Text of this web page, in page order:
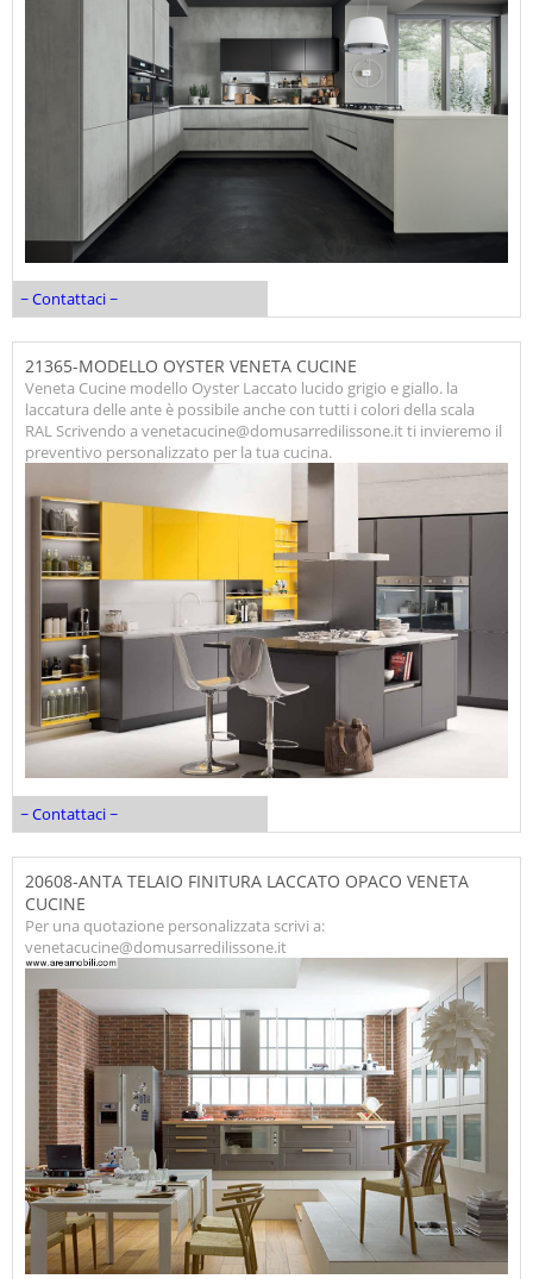
~ Contattaci ~
21365-MODELLO OYSTER VENETA CUCINE
Veneta Cucine modello Oyster Laccato lucido grigio e giallo. la
laccatura delle ante è possibile anche con tutti i colori della scala
RAL Scrivendo a venetacucine@domusarredilissone.it ti invieremo il
preventivo personalizzato per la tua cucina.
~ Contattaci ~
20608-ANTA TELAIO FINITURA LACCATO OPACO VENETA
CUCINE
Per una quotazione personalizzata scrivi a:
venetacucine@domusarredilissone.it